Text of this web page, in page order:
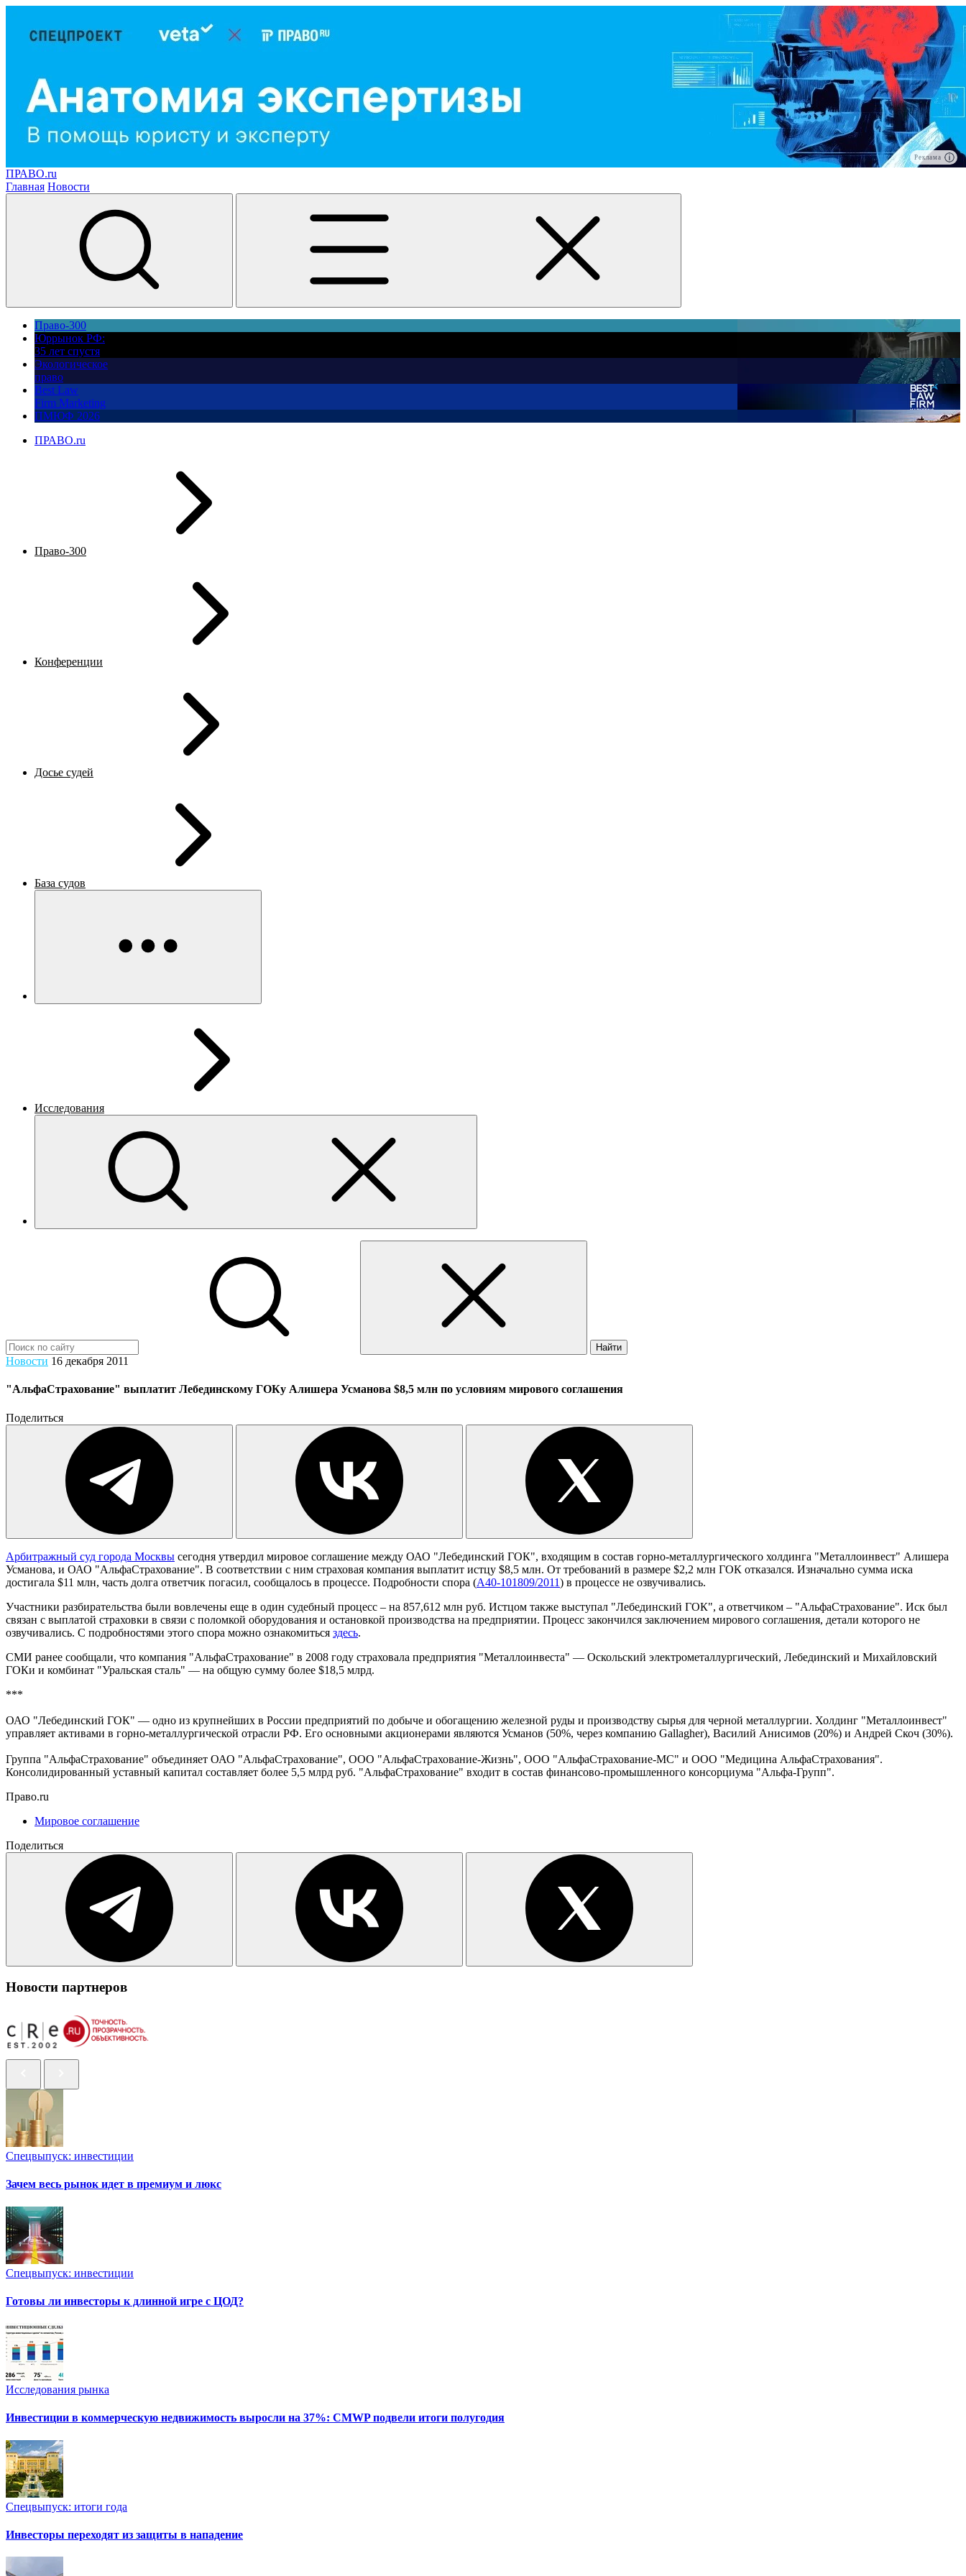
Реклама
ПРАВО.ru
Главная Новости
Право-300
Юррынок РФ:
35 лет спустя
Экологическое
право
Best Law
Firm Marketing
ПМЮФ 2026
ПРАВО.ru
Право-300
Конференции
Досье судей
База судов
Исследования
Найти
Новости 16 декабря 2011
"АльфаСтрахование" выплатит Лебединскому ГОКу Алишера Усманова $8,5 млн по условиям мирового соглашения
Поделиться
Арбитражный суд города Москвы сегодня утвердил мировое соглашение между ОАО "Лебединский ГОК", входящим в состав горно-металлургического холдинга "Металлоинвест" Алишера
Усманова, и ОАО "АльфаСтрахование". В соответствии с ним страховая компания выплатит истцу $8,5 млн. От требований в размере $2,2 млн ГОК отказался. Изначально сумма иска
достигала $11 млн, часть долга ответчик погасил, сообщалось в процессе. Подробности спора (А40-101809/2011) в процессе не озвучивались.
Участники разбирательства были вовлечены еще в один судебный процесс – на 857,612 млн руб. Истцом также выступал "Лебединский ГОК", а ответчиком – "АльфаСтрахование". Иск был
связан с выплатой страховки в связи с поломкой оборудования и остановкой производства на предприятии. Процесс закончился заключением мирового соглашения, детали которого не
озвучивались. С подробностями этого спора можно ознакомиться здесь.
СМИ ранее сообщали, что компания "АльфаСтрахование" в 2008 году страховала предприятия "Металлоинвеста" — Оскольский электрометаллургический, Лебединский и Михайловский
ГОКи и комбинат "Уральская сталь" — на общую сумму более $18,5 млрд.
***
ОАО "Лебединский ГОК" — одно из крупнейших в России предприятий по добыче и обогащению железной руды и производству сырья для черной металлургии. Холдинг "Металлоинвест"
управляет активами в горно-металлургической отрасли РФ. Его основными акционерами являются Усманов (50%, через компанию Gallagher), Василий Анисимов (20%) и Андрей Скоч (30%).
Группа "АльфаСтрахование" объединяет ОАО "АльфаСтрахование", ООО "АльфаСтрахование-Жизнь", ООО "АльфаСтрахование-МС" и ООО "Медицина АльфаСтрахования".
Консолидированный уставный капитал составляет более 5,5 млрд руб. "АльфаСтрахование" входит в состав финансово-промышленного консорциума "Альфа-Групп".
Право.ru
Мировое соглашение
Поделиться
Новости партнеров
Спецвыпуск: инвестиции
Зачем весь рынок идет в премиум и люкс
Спецвыпуск: инвестиции
Готовы ли инвесторы к длинной игре с ЦОД?
Исследования рынка
Инвестиции в коммерческую недвижимость выросли на 37%: CMWP подвели итоги полугодия
Спецвыпуск: итоги года
Инвесторы переходят из защиты в нападение